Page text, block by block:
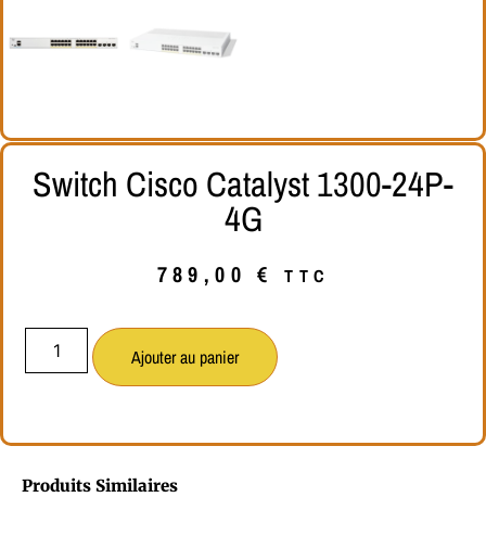
Switch Cisco Catalyst 1300-24P-
4G
789,00€ TTC
Ajouter au panier
Produits Similaires